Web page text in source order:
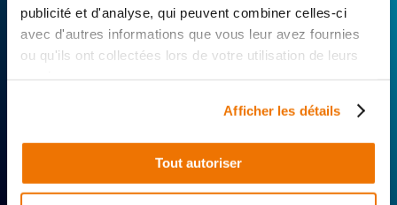
publicité et d'analyse, qui peuvent combiner celles-ci
avec d'autres informations que vous leur avez fournies
ou qu'ils ont collectées lors de votre utilisation de leurs
Afficher les détails
Tout autoriser
Réactivité